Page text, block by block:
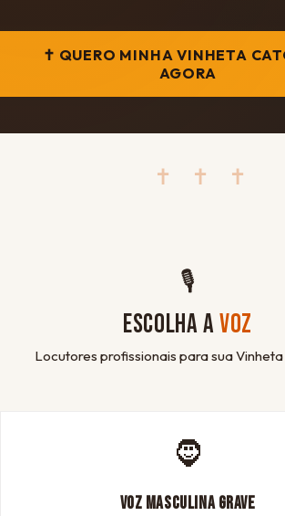
✝ QUERO MINHA VINHETA
AGORA
✝ ✝ ✝
🎙
ESCOLHA AVOZ
Locutores profissionais para sua
🧔
Voz Masculina Grave